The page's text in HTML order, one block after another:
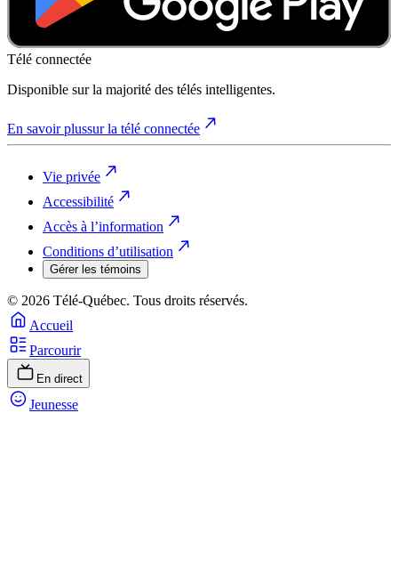
Télé connectée
Disponible sur la majorité des télés intelligentes.
En savoir plussur la télé connectée
Vie privée
Accessibilité
Accès à l’information
Conditions d’utilisation
Gérer les témoins
© 2026 Télé-Québec. Tous droits réservés.
Accueil
Parcourir
En direct
Jeunesse